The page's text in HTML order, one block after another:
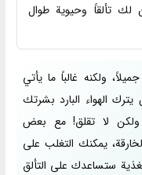
تألقاً وحيوية طوال
ولكنه غالباً ما يأتي
الهواء البارد بشرتك
لا تقلق! مع بعض
يمكنك التغلب على
ستساعدك على التألق